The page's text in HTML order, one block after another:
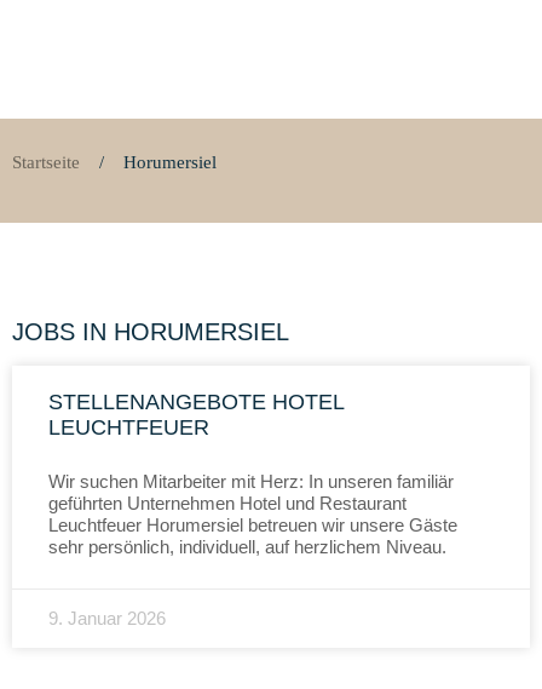
Startseite / Horumersiel
JOBS IN HORUMERSIEL
STELLENANGEBOTE HOTEL
LEUCHTFEUER
Wir suchen Mitarbeiter mit Herz: In unseren familiär
geführten Unternehmen Hotel und Restaurant
Leuchtfeuer Horumersiel betreuen wir unsere Gäste
sehr persönlich, individuell, auf herzlichem Niveau.
9. Januar 2026